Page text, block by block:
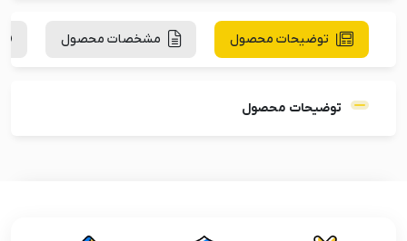
توضیحات محصول مشخصات محصول
توضیحات محصول